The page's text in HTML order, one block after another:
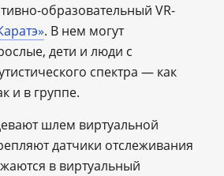
образовательный VR-
». В нем могут
дети и люди с
спектра — как
и в группе.
шлем виртуальной
датчики отслеживания
в виртуальный